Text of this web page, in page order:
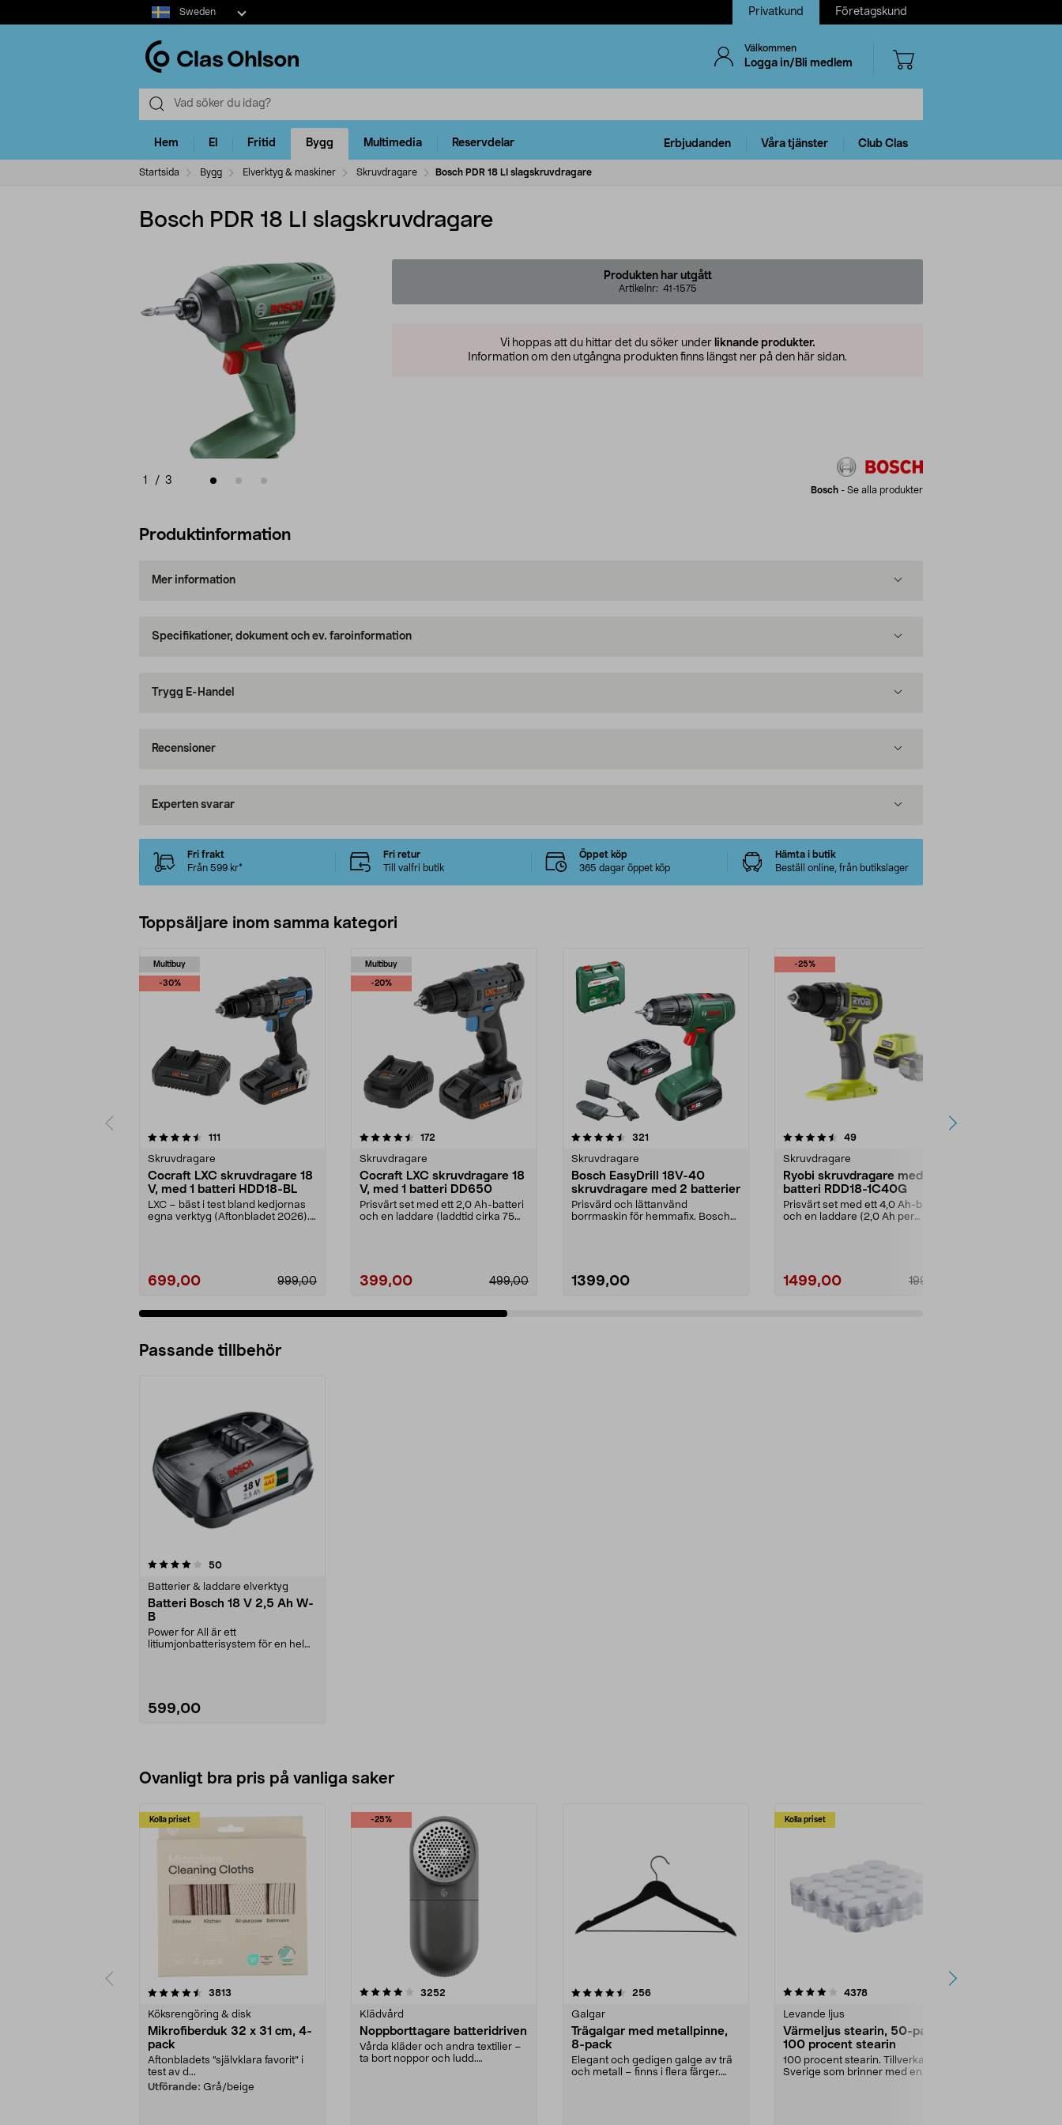
Select
market
Sweden Privatkund Företagskund
Välkommen
Logga in/Bli medlem
Hem El Fritid Bygg Multimedia Reservdelar Erbjudanden Våra tjänster Club Clas
Startsida Bygg Elverktyg & maskiner Skruvdragare Bosch PDR 18 LI slagskruvdragare
Bosch PDR 18 LI slagskruvdragare
1 / 3
Produkten har utgått
Artikelnr: 41-1575
Vi hoppas att du hittar det du söker under liknande produkter.
Information om den utgångna produkten finns längst ner på den här sidan.
Bosch - Se alla produkter
Produktinformation
Mer information
Specifikationer, dokument och ev. faroinformation
Trygg E-Handel
Recensioner
Experten svarar
Fri frakt
Från 599 kr*
Fri retur
Till valfri butik
Öppet köp
365 dagar öppet köp
Hämta i butik
Beställ online, från butikslager
Toppsäljare inom samma kategori
Multibuy
-30%
111
Skruvdragare
Cocraft LXC skruvdragare 18
V, med 1 batteri HDD18-BL
LXC – bäst i test bland kedjornas
egna verktyg (Aftonbladet 2026).
699,00 999,00
Multibuy
-20%
4.5 av 5 stjärnor 172
Skruvdragare
Cocraft LXC skruvdragare 18
V, med 1 batteri DD650
Prisvärt set med ett 2,0 Ah-batteri
och en laddare (laddtid cirka 75
399,00 499,00
4.5 av 5 stjärnor 321
Skruvdragare
Bosch EasyDrill 18V-40
skruvdragare med 2 batterier
Prisvärd och lättanvänd
borrmaskin för hemmafix. Bosch
1399,00
-25%
4.5 av 5 stjärnor 49recensioner
Skruvdragare
Ryobi skruvdragare med 1
batteri RDD18-1C40G
Prisvärt set med ett 4,0 Ah-batteri
och en laddare (2,0 Ah per
1499,00 1999,00
0.0 av 5 stjärnor
Passande tillbehör
50recensioner
Batterier & laddare elverktyg
Batteri Bosch 18 V 2,5 Ah W-
B
Power for All är ett
litiumjonbatterisystem för en hel
599,00
Ovanligt bra pris på vanliga saker
Kolla priset
3813
Köksrengöring & disk
Mikrofiberduk 32 x 31 cm, 4-
pack
Aftonbladets "självklara favorit” i
test av d...
Utförande: Grå/beige
-25%
4.0av 5 stjärnor 3252
Klädvård
Noppborttagare batteridriven
Vårda kläder och andra textilier –
ta bort noppor och ludd.
4.5av 5 stjärnor 256recensioner
Galgar
Trägalgar med metallpinne,
8-pack
Elegant och gedigen galge av trä
och metall – finns i flera färger.
Kolla priset
4.0av 5 stjärnor 4378recensioner
Levande ljus
Värmeljus stearin, 50-pack,
100 procent stearin
100 procent stearin. Tillverkade i
Sverige som brinner med en
4.5av 5 stjärnor